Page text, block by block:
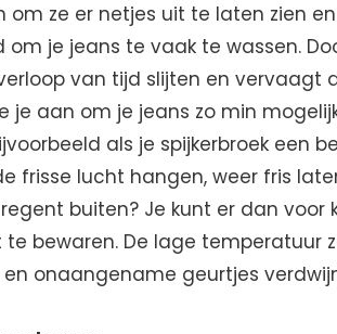
om ze er netjes uit te laten zien
je jeans te vaak te wassen.
van tijd slijten en vervaagt
je aan om je jeans zo min
als je spijkerbroek een
frisse lucht hangen, weer fris
buiten? Je kunt er dan voor
bewaren. De lage temperatuur
onaangename geurtjes